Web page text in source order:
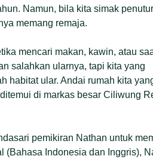
Namun, bila kita simak
memang remaja.
mencari makan, kawin, atau
salahkan ularnya, tapi kita yang
habitat ular. Andai rumah kita
di markas besar Ciliwung
pemikiran Nathan untuk
(Bahasa Indonesia dan Inggris),